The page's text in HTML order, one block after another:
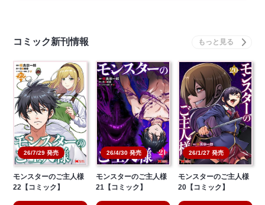
コミック新刊情報
26/7/29 発売
モンスターのご主人様
22【コミック】
26/4/30 発売
モンスターのご主人様
21【コミック】
26/1/27 発売
モンスターのご主人様
20【コミック】